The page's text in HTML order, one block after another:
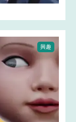
興趣